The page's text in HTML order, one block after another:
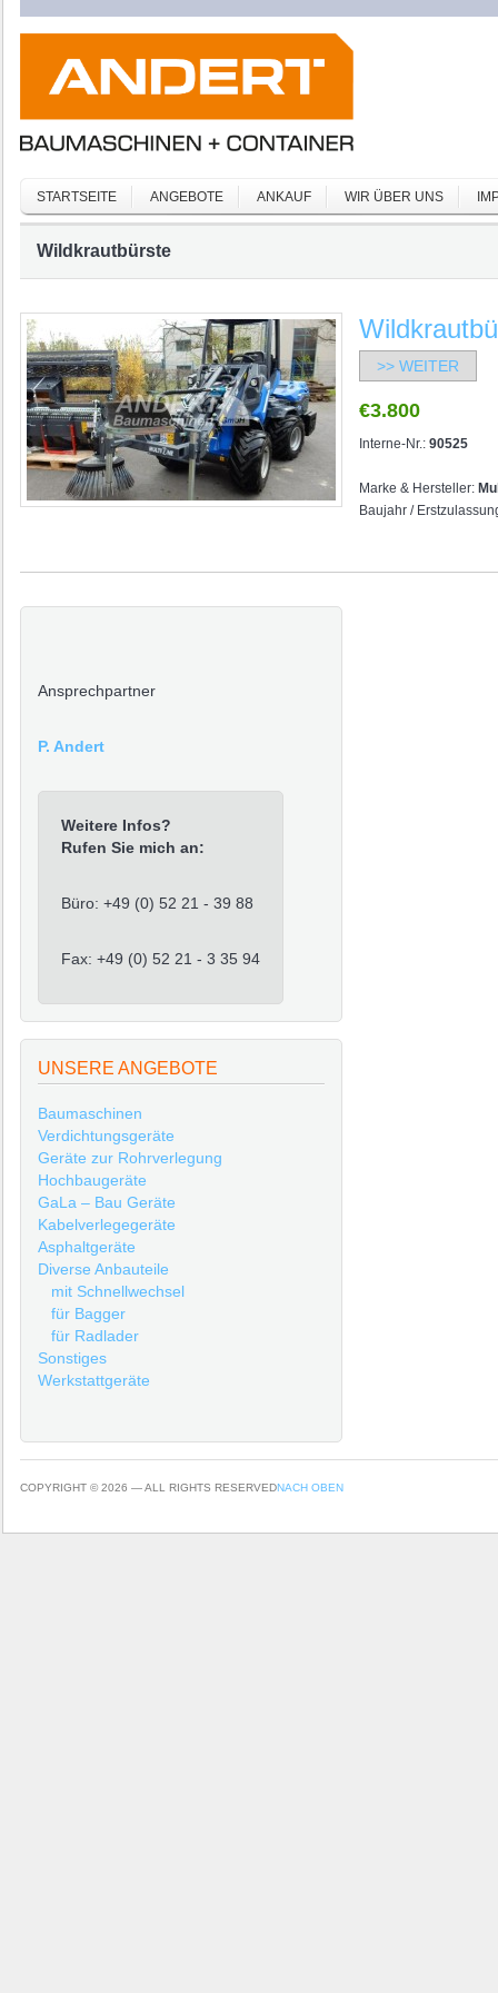
STARTSEITE ANGEBOTE ANKAUF WIR ÜBER UNS
Wildkrautbürste
>> WEITER
€3.800
Interne-Nr.: 90525
Marke & Hersteller:
Baujahr /
Ansprechpartner
P. Andert
Weitere Infos?
Rufen Sie mich an:
Büro: +49 (0) 52 21 - 39 88
Fax: +49 (0) 52 21 - 3 35 94
UNSERE ANGEBOTE
Baumaschinen
Verdichtungsgeräte
Geräte zur Rohrverlegung
Hochbaugeräte
GaLa – Bau Geräte
Kabelverlegegeräte
Asphaltgeräte
Diverse Anbauteile
mit Schnellwechsel
für Bagger
für Radlader
Sonstiges
Werkstattgeräte
COPYRIGHT © 2026 — ALL RIGHTS RESERVEDNACH OBEN